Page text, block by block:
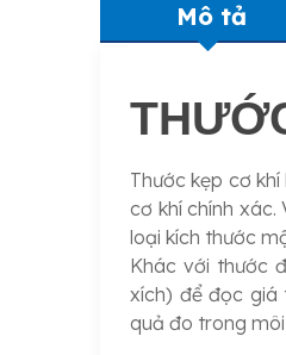
Mô tả
Thước kẹp cơ
cơ khí chính xác.
loại kích thước
Khác với thước
xích) để đọc giá
quả đo trong